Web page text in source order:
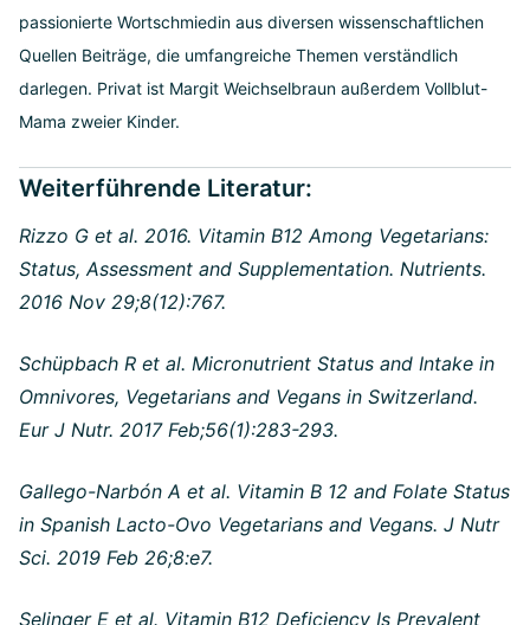
passionierte Wortschmiedin aus diversen wissenschaftlichen
Quellen Beiträge, die umfangreiche Themen verständlich
darlegen. Privat ist Margit Weichselbraun außerdem Vollblut-
Mama zweier Kinder.
Weiterführende Literatur:
Rizzo G et al. 2016. Vitamin B12 Among Vegetarians:
Status, Assessment and Supplementation. Nutrients.
2016 Nov 29;8(12):767.
Schüpbach R et al. Micronutrient Status and Intake in
Omnivores, Vegetarians and Vegans in Switzerland.
Eur J Nutr. 2017 Feb;56(1):283-293.
Gallego-Narbón A et al. Vitamin B 12 and Folate Status
in Spanish Lacto-Ovo Vegetarians and Vegans. J Nutr
Sci. 2019 Feb 26;8:e7.
Selinger E et al. Vitamin B12 Deficiency Is Prevalent